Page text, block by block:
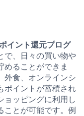
イント還元プログ
で、日々の買い物や
めることができま
外食、オンラインシ
ポイントが蓄積され
ョッピングに利用し
ことが可能です。例